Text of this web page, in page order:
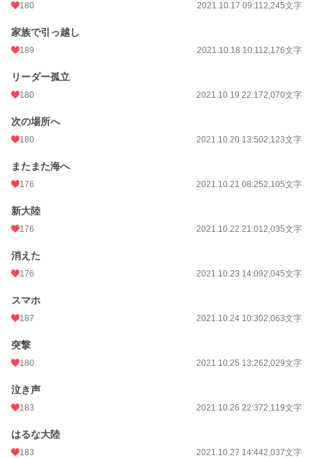
180 2021.10.17 09:112,245文字
家族で引っ越し
189 2021.10.18 10:112,176文字
リーダー孤立
180 2021.10.19 22:172,070文字
次の場所へ
180 2021.10.20 13:502,123文字
またまた海へ
176 2021.10.21 08:252,105文字
新大陸
176 2021.10.22 21:012,035文字
消えた
176 2021.10.23 14:092,045文字
スマホ
187 2021.10.24 10:302,063文字
突撃
180 2021.10.25 13:262,029文字
泣き声
183 2021.10.26 22:372,119文字
はるな大陸
183 2021.10.27 14:442,037文字